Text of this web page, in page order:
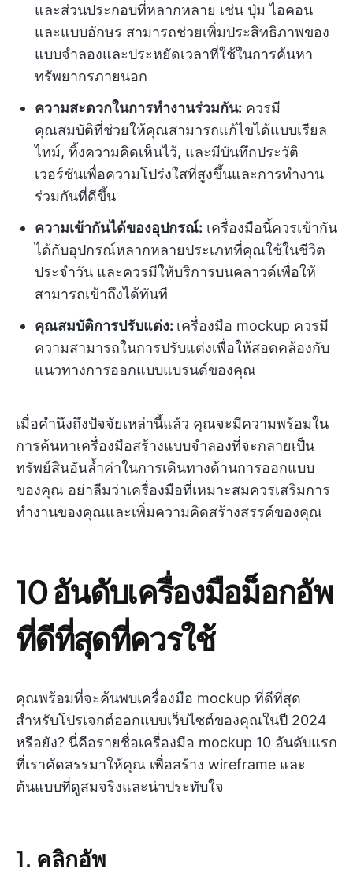
และส่วนประกอบที่หลากหลาย เช่น ปุ่ม ไอคอน
และแบบอักษร สามารถช่วยเพิ่มประสิทธิภาพของ
แบบจำลองและประหยัดเวลาที่ใช้ในการค้นหา
ทรัพยากรภายนอก
ความสะดวกในการทำงานร่วมกัน: ควรมี
คุณสมบัติที่ช่วยให้คุณสามารถแก้ไขได้แบบเรียล
ไทม์, ทิ้งความคิดเห็นไว้, และมีบันทึกประวัติ
เวอร์ชันเพื่อความโปร่งใสที่สูงขึ้นและการทำงาน
ร่วมกันที่ดีขึ้น
ความเข้ากันได้ของอุปกรณ์: เครื่องมือนี้ควรเข้ากัน
ได้กับอุปกรณ์หลากหลายประเภทที่คุณใช้ในชีวิต
ประจำวัน และควรมีให้บริการบนคลาวด์เพื่อให้
สามารถเข้าถึงได้ทันที
คุณสมบัติการปรับแต่ง: เครื่องมือ mockup ควรมี
ความสามารถในการปรับแต่งเพื่อให้สอดคล้องกับ
แนวทางการออกแบบแบรนด์ของคุณ
เมื่อคำนึงถึงปัจจัยเหล่านี้แล้ว คุณจะมีความพร้อมใน
การค้นหาเครื่องมือสร้างแบบจำลองที่จะกลายเป็น
ทรัพย์สินอันล้ำค่าในการเดินทางด้านการออกแบบ
ของคุณ อย่าลืมว่าเครื่องมือที่เหมาะสมควรเสริมการ
ทำงานของคุณและเพิ่มความคิดสร้างสรรค์ของคุณ
10 อันดับเครื่องมือม็อกอัพ
ที่ดีที่สุดที่ควรใช้
คุณพร้อมที่จะค้นพบเครื่องมือ mockup ที่ดีที่สุด
สำหรับโปรเจกต์ออกแบบเว็บไซต์ของคุณในปี 2024
หรือยัง? นี่คือรายชื่อเครื่องมือ mockup 10 อันดับแรก
ที่เราคัดสรรมาให้คุณ เพื่อสร้าง wireframe และ
ต้นแบบที่ดูสมจริงและน่าประทับใจ
1. คลิกอัพ